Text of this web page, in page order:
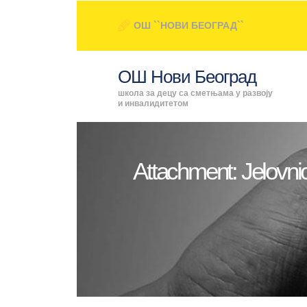
ОШ ``НОВИ БЕОГРАД``
ОШ Нови Београд
школа за децу са сметњама у развоју
и инвалидитетом
Attachment: